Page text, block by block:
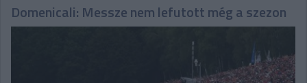
Domenicali: Messze nem lefutott még a szezon